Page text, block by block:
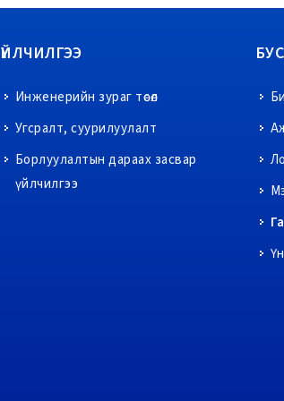
ҮЙЛЧИЛГЭЭ
Инженерийн зураг төсөл
Угсралт, суурилуулалт
Борлуулалтын дараах засвар
үйлчилгээ